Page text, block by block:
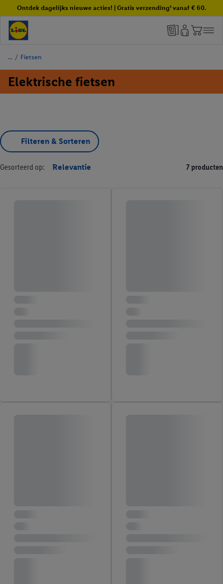
Ontdek dagelijks nieuwe acties! | Gratis verzending¹ vanaf € 60.
/ Fietsen
Elektrische fietsen
Filteren & Sorteren
Gesorteerd op: Relevantie 7 producten